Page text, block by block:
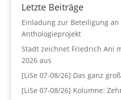
Letzte Beiträge
Einladung zur Beteiligung an
Anthologieprojekt
Stadt zeichnet Friedrich Ani
2026 aus
[LiSe 07-08/26] Das ganz
[LiSe 07-08/26] Kolumne: